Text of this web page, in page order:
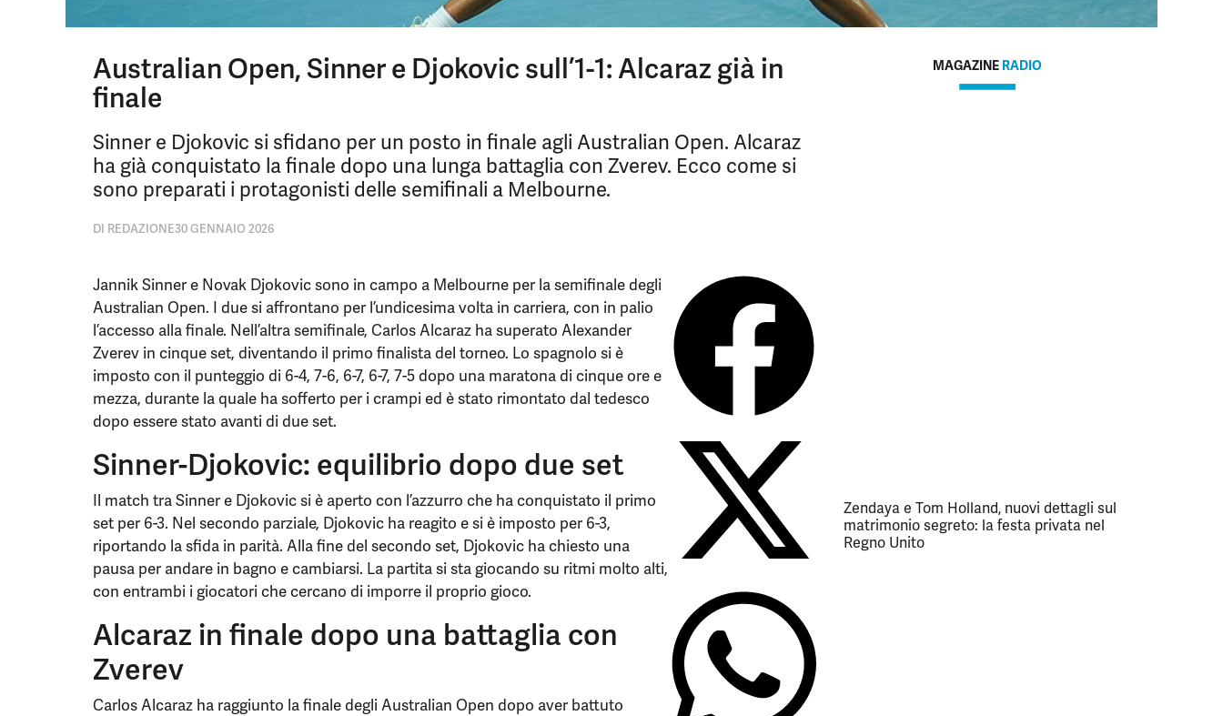
Australian Open, Sinner e Djokovic sull’1-1: Alcaraz già in
finale
Sinner e Djokovic si sfidano per un posto in finale agli Australian Open. Alcaraz
ha già conquistato la finale dopo una lunga battaglia con Zverev. Ecco come si
sono preparati i protagonisti delle semifinali a Melbourne.
DI REDAZIONE30 GENNAIO 2026
Jannik Sinner e Novak Djokovic sono in campo a Melbourne per la semifinale degli
Australian Open. I due si affrontano per l’undicesima volta in carriera, con in palio
l’accesso alla finale. Nell’altra semifinale, Carlos Alcaraz ha superato Alexander
Zverev in cinque set, diventando il primo finalista del torneo. Lo spagnolo si è
imposto con il punteggio di 6-4, 7-6, 6-7, 6-7, 7-5 dopo una maratona di cinque ore e
mezza, durante la quale ha sofferto per i crampi ed è stato rimontato dal tedesco
dopo essere stato avanti di due set.
Sinner-Djokovic: equilibrio dopo due set
Il match tra Sinner e Djokovic si è aperto con l’azzurro che ha conquistato il primo
set per 6-3. Nel secondo parziale, Djokovic ha reagito e si è imposto per 6-3,
riportando la sfida in parità. Alla fine del secondo set, Djokovic ha chiesto una
pausa per andare in bagno e cambiarsi. La partita si sta giocando su ritmi molto alti,
con entrambi i giocatori che cercano di imporre il proprio gioco.
Alcaraz in finale dopo una battaglia con
Zverev
Carlos Alcaraz ha raggiunto la finale degli Australian Open dopo aver battuto
MAGAZINE RADIO
Zendaya e Tom Holland, nuovi dettagli sul
matrimonio segreto: la festa privata nel
Regno Unito